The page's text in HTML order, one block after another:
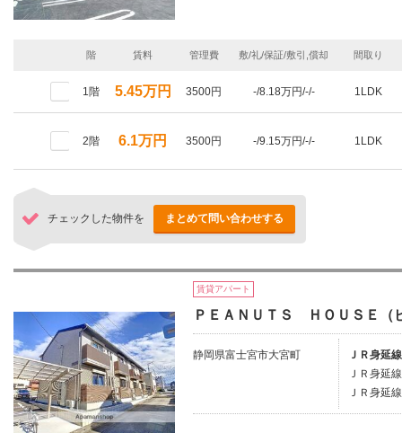
階 賃料 管理費 敷/礼/保証/敷引,償却 間取り
1階 5.45万円 3500円 -/8.18万円/-/- 1LDK
2階 6.1万円 3500円 -/9.15万円/-/- 1LDK
チェックした物件を まとめて問い合わせする
賃貸アパート
ＰＥＡＮＵＴＳ ＨＯＵＳＥ（
静岡県富士宮市大宮町
ＪＲ身延
ＪＲ身延
ＪＲ身延